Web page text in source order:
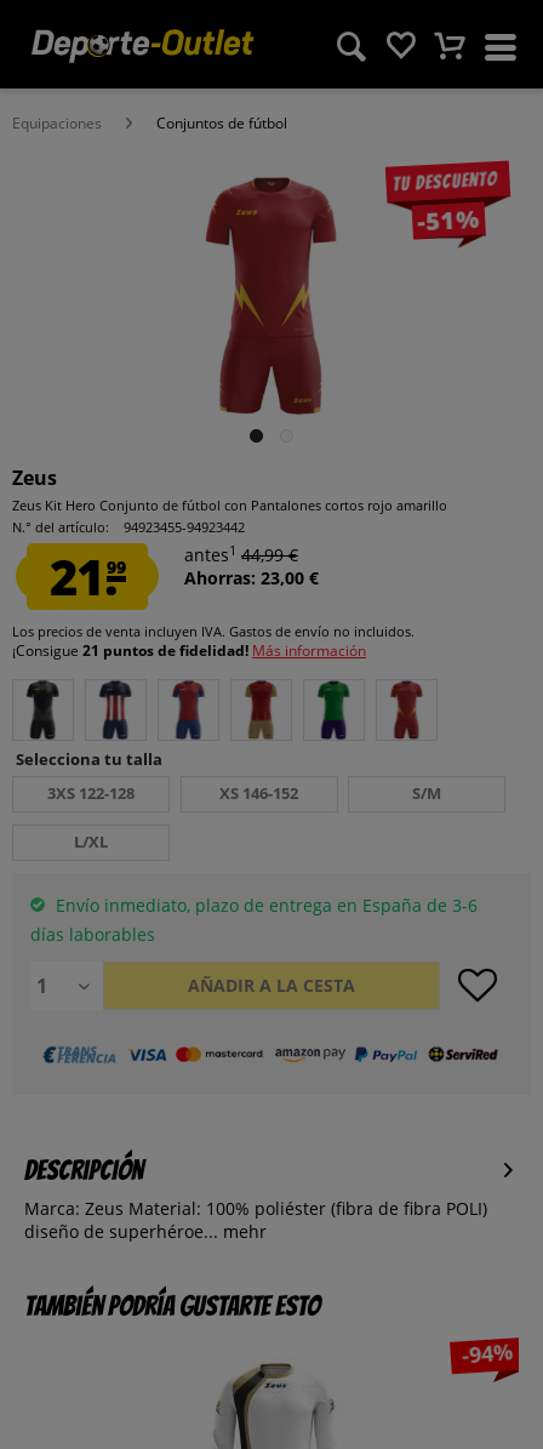
Equipaciones Conjuntos de fútbol
Tu descuento
-51%
Zeus
Zeus Kit Hero Conjunto de fútbol con Pantalones cortos rojo amarillo
N.° del artículo:
94923455-94923442
21.99
antes1 44,99 €
Ahorras: 23,00 €
Los precios de venta incluyen IVA. Gastos de envío no incluidos.
¡Consigue 21 puntos de fidelidad! Más información
Selecciona tu talla
3XS 122-128
XS 146-152 S/M
L/XL
Envío inmediato, plazo de entrega en España de 3-6
días laborables
AÑADIR A LA CESTA
Descripción
Marca: Zeus Material: 100% poliéster (fibra de fibra POLI)
diseño de superhéroe... mehr
También podría gustarte esto
-94%